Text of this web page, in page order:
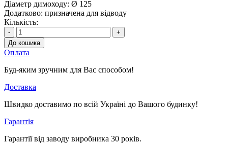
Діаметр димоходу: Ø 125
Додатково: призначена для відводу
Кількість:
-
+
До кошика
Оплата
Буд-яким зручним для Вас способом!
Доставка
Швидко доставимо по всій Україні до Вашого будинку!
Гарантія
Гарантії від заводу виробника 30 років.